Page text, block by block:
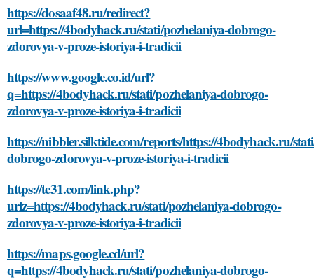
https://dosaaf48.ru/redirect?
url=https://4bodyhack.ru/stati/pozhelaniya-dobrogo-
zdorovya-v-proze-istoriya-i-tradicii
https://www.google.co.id/url?
q=https://4bodyhack.ru/stati/pozhelaniya-dobrogo-
zdorovya-v-proze-istoriya-i-tradicii
https://nibbler.silktide.com/reports/https://4bodyhack.ru/
dobrogo-zdorovya-v-proze-istoriya-i-tradicii
https://te31.com/link.php?
urlz=https://4bodyhack.ru/stati/pozhelaniya-dobrogo-
zdorovya-v-proze-istoriya-i-tradicii
https://maps.google.cd/url?
q=https://4bodyhack.ru/stati/pozhelaniya-dobrogo-